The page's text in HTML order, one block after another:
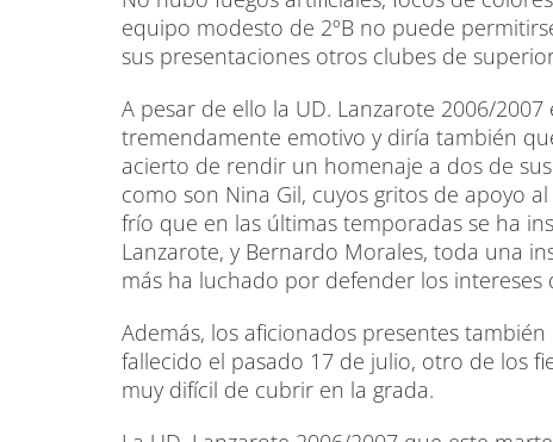
equipo modesto de 2ºB no puede
sus presentaciones otros clubes de
A pesar de ello la UD. Lanzarote 2006/
tremendamente emotivo y diría también
acierto de rendir un homenaje a dos de
como son Nina Gil, cuyos gritos de apoyo
frío que en las últimas temporadas se ha
Lanzarote, y Bernardo Morales, toda una
más ha luchado por defender los intereses
Además, los aficionados presentes
fallecido el pasado 17 de julio, otro de los
muy difícil de cubrir en la grada.